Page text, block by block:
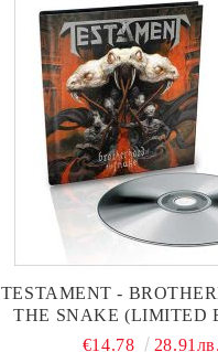
TESTAMENT -
THE SNAKE (LIMITED
DIGIBOOK)
€14.78